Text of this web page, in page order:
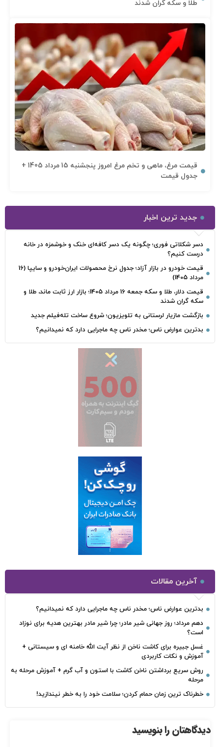
طلا و سکه گران شدند
قیمت مرغ، ماهی و تخم مرغ امروز پنجشنبه 15 مرداد 1405 +
جدول قیمت
جدید ترین اخبار
دسر شکلاتی فوری؛ چگونه یک دسر کافه‌ای خنک و خوشمزه در خانه
درست کنیم؟
قیمت خودرو در بازار آزاد؛ جدول نرخ محصولات ایران‌خودرو و سایپا (16
مرداد 1405)
قیمت دلار، طلا و سکه جمعه 16 مرداد 1405؛ بازار ارز ثابت ماند، طلا و
سکه گران شدند
بازگشت مازیار لرستانی به تلویزیون؛ شروع ساخت تله‌فیلم جدید
بدترین عوارض ناس؛ مخدر ناس چه ماجرایی دارد که نمیدانیم؟
آخرین مقالات
بدترین عوارض ناس؛ مخدر ناس چه ماجرایی دارد که نمیدانیم؟
دهم مرداد؛ روز جهانی شیر مادر؛ چرا شیر مادر بهترین هدیه برای نوزاد
است؟
غسل جبیره برای کاشت ناخن از نظر آیت الله خامنه ای و سیستانی +
آموزش و نکات کاربردی
روش سریع برداشتن ناخن کاشت با استون و آب گرم + آموزش مرحله به
مرحله
خطرناک‌ ترین زمان‌ حمام کردن؛ سلامت خود را به خطر نیندازید!
دیدگاهتان را بنویسید